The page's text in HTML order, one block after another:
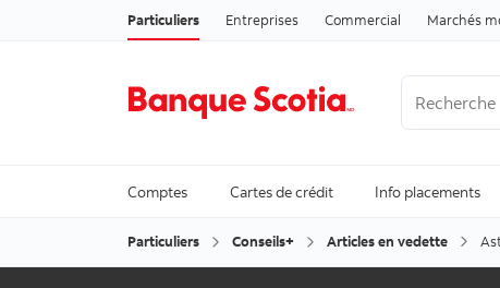
Particuliers Entreprises Commercial Marchés
Comptes Cartes de crédit Info placements
Particuliers Conseils+ Articles en vedette